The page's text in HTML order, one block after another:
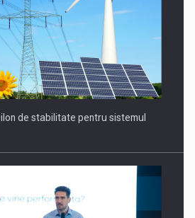
de stabilitate pentru sistemul